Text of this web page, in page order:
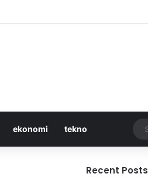
ekonomi tekno
Recent Posts